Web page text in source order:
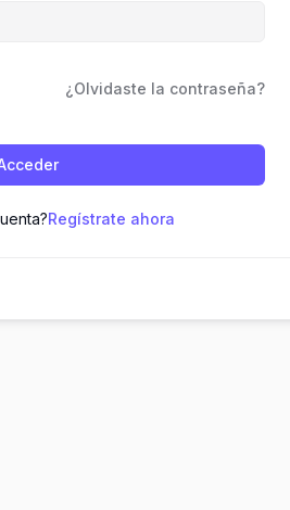
¿Olvidaste la contraseña?
Regístrate ahora